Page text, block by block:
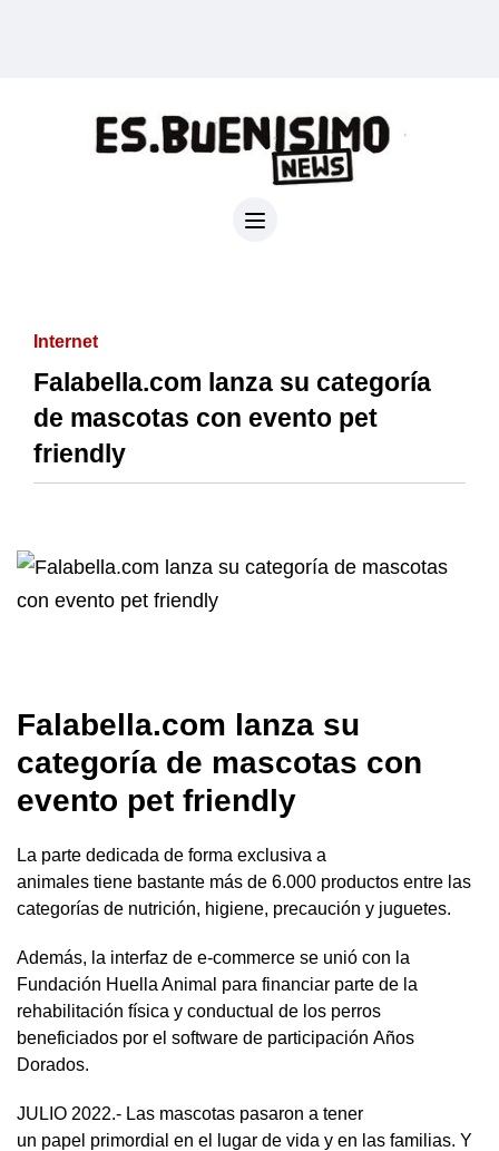
Internet
Falabella.com lanza su categoría
de mascotas con evento pet
friendly
Falabella.com lanza su
categoría de mascotas con
evento pet friendly
La parte dedicada de forma exclusiva a
animales tiene bastante más de 6.000 productos entre las
categorías de nutrición, higiene, precaución y juguetes.
Además, la interfaz de e-commerce se unió con la
Fundación Huella Animal para financiar parte de la
rehabilitación física y conductual de los perros
beneficiados por el software de participación Años
Dorados.
JULIO 2022.- Las mascotas pasaron a tener
un papel primordial en el lugar de vida y en las familias. Y